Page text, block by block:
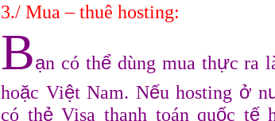
3./ Mua – thuê hosting:
Bạn có thểdùng mua thực ra
hoặc Việt Nam. Nếu hosting ở n
có thẻVisa thanh toán quốc tế